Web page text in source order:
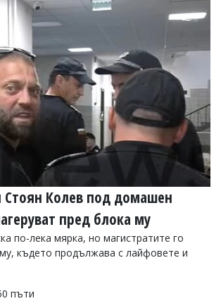
Стоян Колев под домашен
пред блока му
по-лека мярка, но магистратите го
където продължава с лайфовете и
пъти